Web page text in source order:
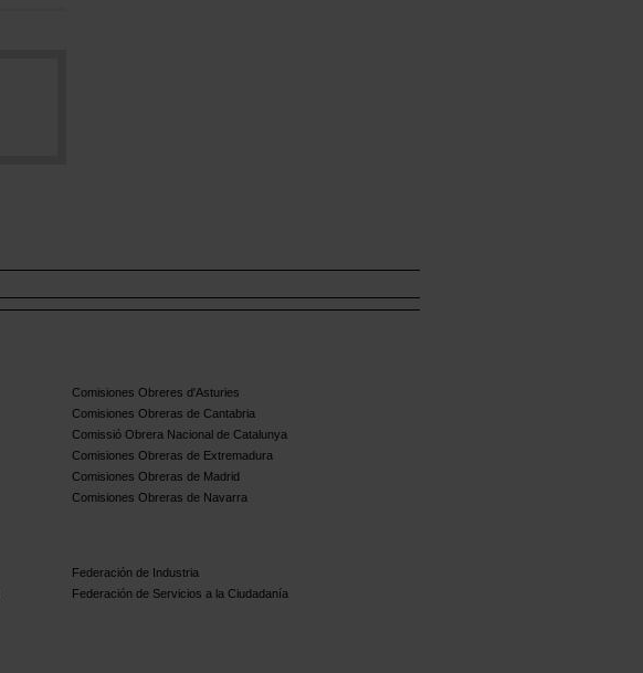
Comisiones Obreres d'Asturies
Comisiones Obreras de Cantabria
Comissió Obrera Nacional de Catalunya
Comisiones Obreras de Extremadura
Comisiones Obreras de Madrid
Comisiones Obreras de Navarra
Federación de Industria
Federación de Servicios a la Ciudadanía